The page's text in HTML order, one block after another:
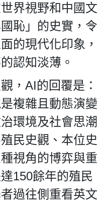
界視野和中國文
恥」的史實，令
的現代化印象，
認知淡薄。
，AI的回覆是：
複雜且動態演變
環境及社會思潮
民史觀、本位史
視角的博弈與重
150餘年的殖民
過往側重看英文